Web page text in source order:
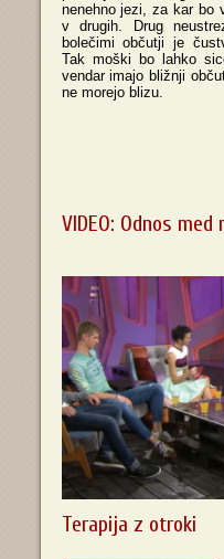
nenehno jezi, za kar bo
v drugih. Drug
bolečimi občutji je
Tak moški bo lahko
vendar imajo bližnji
ne morejo blizu.
VIDEO: Odnos
Terapija z otroki